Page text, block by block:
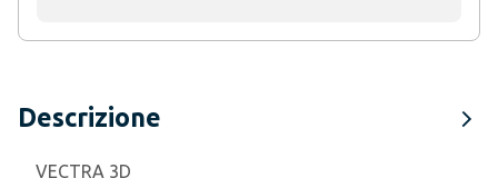
Descrizione
VECTRA 3D